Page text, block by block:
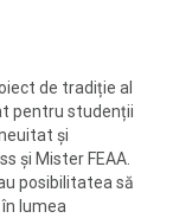
de tradiție al
pentru studenții
și
și Mister FEAA.
posibilitatea să
lumea